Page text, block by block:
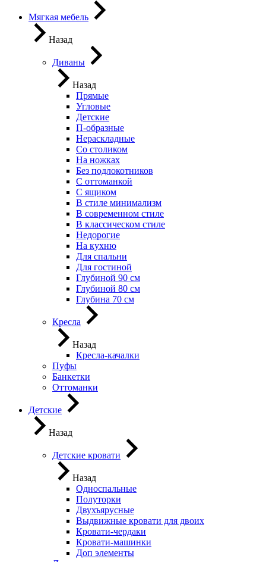
Мягкая мебель
Назад
Диваны
Назад
Прямые
Угловые
Детские
П-образные
Нераскладные
Со столиком
На ножках
Без подлокотников
С оттоманкой
С ящиком
В стиле минимализм
В современном стиле
В классическом стиле
Недорогие
На кухню
Для спальни
Для гостиной
Глубиной 90 см
Глубиной 80 см
Глубина 70 см
Кресла
Назад
Кресла-качалки
Пуфы
Банкетки
Оттоманки
Детские
Назад
Детские кровати
Назад
Односпальные
Полуторки
Двухъярусные
Выдвижные кровати для двоих
Кровати-чердаки
Кровати-машинки
Доп элементы